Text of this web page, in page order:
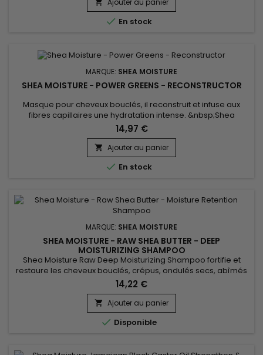
et les Algues. &nbsp;Il nourrit les cheveux, offre légèreté et...
 Ajouter au panier
 En stock
MARQUE: SHEA MOISTURE
SHEA MOISTURE - POWER GREENS - RECONSTRUCTOR
Masque pour cheveux bouclés, il reconstruit et infuse aux
fibres capillaires une hydratation intense. &nbsp;Shea
Moisture Power Greens Reconstructor aide à minimiser la
casse. Sa formule enrichie en Moringa, en Avocat et Algues
vertes nourrit les cheveux sans les alourdir et permet de
remodeler les boucles.&nbsp; Le masque pour cheveux
bouclés Shea...
14,97 €
 Ajouter au panier
 En stock
MARQUE: SHEA MOISTURE
SHEA MOISTURE - RAW SHEA BUTTER - DEEP
MOISTURIZING SHAMPOO
Shea Moisture Raw Deep Moisturizing Shampoo fortifie et
restaure les cheveux bouclés, crépus, ondulés secs, abîmés
ou en transition. Récemment amélioré, ce shampoing sans
sulfates au beurre de Karité,à l'huile d'Argan et au Varech
marin hydrate 3x plus les cheveux secs, abîmés ou sur-
traités ! Parfait pour la transition de cheveux traités
chimiquement...
14,22 €
 Ajouter au panier
 Disponible